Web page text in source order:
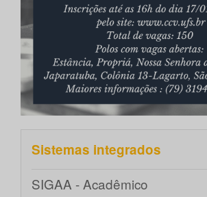
Sistemas integrados
SIGAA - Acadêmico